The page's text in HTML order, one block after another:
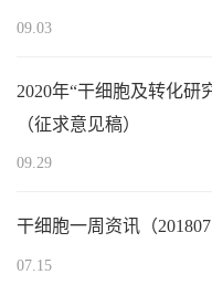
09.03
2020年“干细胞及转化研
（征求意见稿）
09.29
干细胞一周资讯（
07.15